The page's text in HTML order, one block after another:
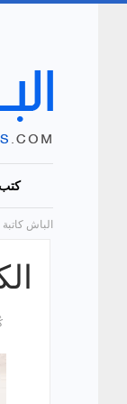
كتب
الباش كاتبة